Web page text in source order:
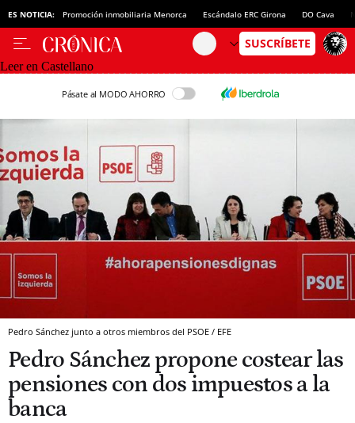
ES NOTICIA: Promoción inmobiliaria Menorca Escándalo ERC Girona DO Cava
Leer en Castellano
Pásate al MODO AHORRO
Pedro Sánchez junto a otros miembros del PSOE / EFE
Pedro Sánchez propone costear las
pensiones con dos impuestos a la
banca